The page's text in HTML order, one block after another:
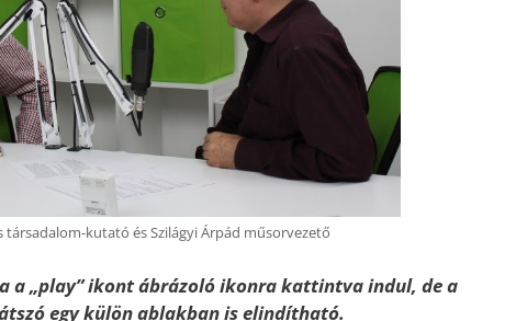
kutató és Szilágyi Árpád műsorvezető
a „play” ikont ábrázoló ikonra kattintva indul, de a
egy külön ablakban is elindítható.